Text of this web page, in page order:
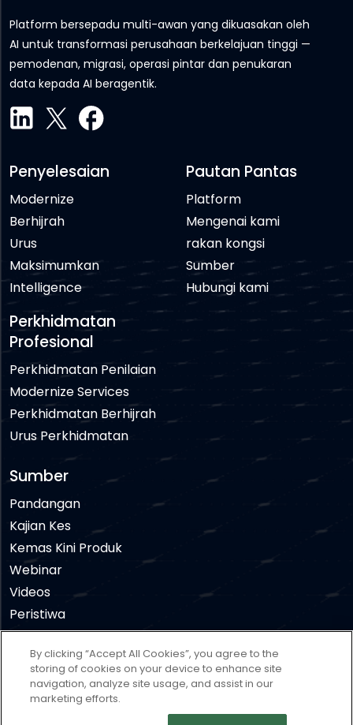
Platform bersepadu multi-awan yang dikuasakan oleh
AI untuk transformasi perusahaan berkelajuan tinggi —
pemodenan, migrasi, operasi pintar dan penukaran
data kepada AI beragentik.
Penyelesaian
Modernize
Berhijrah
Urus
Maksimumkan
Intelligence
Perkhidmatan
Profesional
Perkhidmatan Penilaian
Modernize Services
Perkhidmatan Berhijrah
Urus Perkhidmatan
Pautan Pantas
Platform
Mengenai kami
rakan kongsi
Sumber
Hubungi kami
Sumber
Pandangan
Kajian Kes
Kemas Kini Produk
Webinar
Videos
Peristiwa
Penafian Syarat penggunaan Dasar Privasi
Dasar Kuki
Cookies Settings
By clicking “Accept All Cookies”, you agree to the
storing of cookies on your device to enhance site
navigation, analyze site usage, and assist in our
marketing efforts.